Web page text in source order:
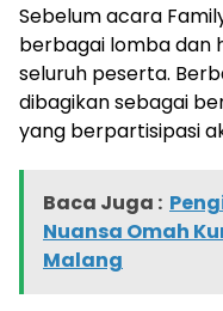
Sebelum acara
berbagai lomba dan
seluruh peserta.
dibagikan sebagai
yang berpartisipasi
Baca Juga :
Nuansa Omah
Malang